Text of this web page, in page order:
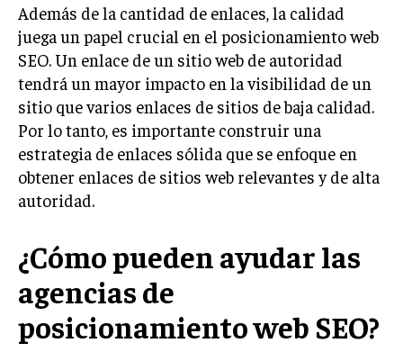
GESTIÓN DE MARCA
INVESTIGACIÓN DE MERCADO
ANÁLISIS DE COMPETENCIA
GESTIÓN DE CLIENTES
EMPRENDIMIENTO
INNOVACIÓN EMPRESARIAL
HABILIDADES DIRECTIVAS
EMPRENDIMIENTO
Además de la cantidad de enlaces, la calidad
juega un papel crucial en el posicionamiento web
SEO. Un enlace de un sitio web de autoridad
tendrá un mayor impacto en la visibilidad de un
sitio que varios enlaces de sitios de baja calidad.
Por lo tanto, es importante construir una
estrategia de enlaces sólida que se enfoque en
obtener enlaces de sitios web relevantes y de alta
autoridad.
¿Cómo pueden ayudar las
agencias de
posicionamiento web SEO?